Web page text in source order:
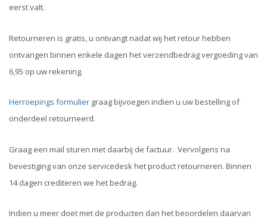
eerst valt.
Retourneren is gratis, u ontvangt nadat wij het retour hebben
ontvangen binnen enkele dagen het verzendbedrag vergoeding van
6,95 op uw rekening.
Herroepings formulier graag bijvoegen indien u uw bestelling of
onderdeel retourneerd.
Graag een mail sturen met daarbij de factuur. Vervolgens na
bevestiging van onze servicedesk het product retourneren. Binnen
14 dagen crediteren we het bedrag.
Indien u meer doet met de producten dan het beoordelen daarvan